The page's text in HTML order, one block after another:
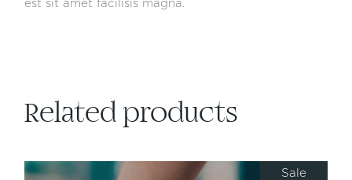
est sit amet facilisis magna.
Related products
Sale